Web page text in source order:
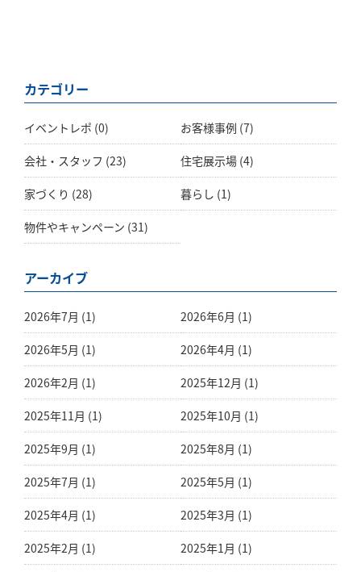
カテゴリー
イベントレポ (0) お客様事例 (7)
会社・スタッフ (23) 住宅展示場 (4)
家づくり (28) 暮らし (1)
物件やキャンペーン (31)
アーカイブ
2026年7月 (1) 2026年6月 (1)
2026年5月 (1) 2026年4月 (1)
2026年2月 (1) 2025年12月 (1)
2025年11月 (1) 2025年10月 (1)
2025年9月 (1) 2025年8月 (1)
2025年7月 (1) 2025年5月 (1)
2025年4月 (1) 2025年3月 (1)
2025年2月 (1) 2025年1月 (1)